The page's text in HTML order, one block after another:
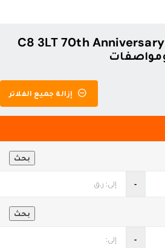
شڤروليه كورفيت C8 3LT 70th Anniversary
إزالة جميع الفلاتر
بحث
‐
بحث
‐